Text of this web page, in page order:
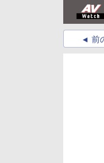
前